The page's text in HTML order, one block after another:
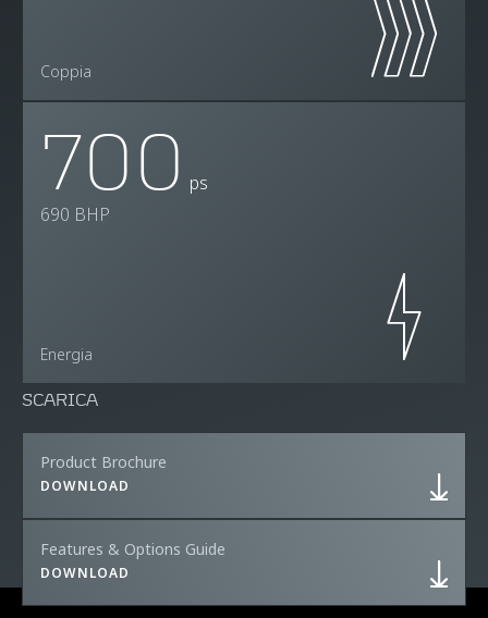
Coppia
700 ps
690 BHP
Energia
SCARICA
Product Brochure
DOWNLOAD
Features & Options Guide
DOWNLOAD